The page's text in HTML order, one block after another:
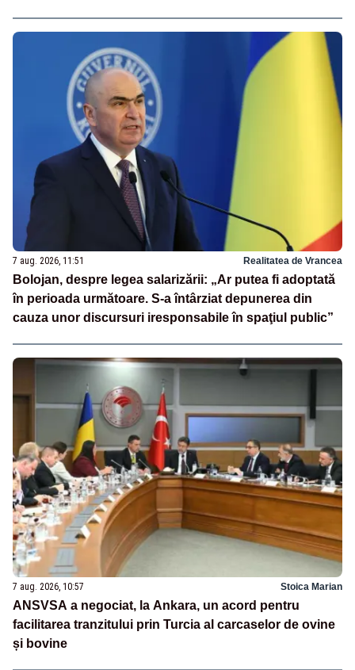
7 aug. 2026, 11:51 Realitatea de Vrancea
Bolojan, despre legea salarizării: „Ar putea fi adoptată
în perioada următoare. S-a întârziat depunerea din
cauza unor discursuri iresponsabile în spaţiul public”
7 aug. 2026, 10:57 Stoica Marian
ANSVSA a negociat, la Ankara, un acord pentru
facilitarea tranzitului prin Turcia al carcaselor de ovine
și bovine